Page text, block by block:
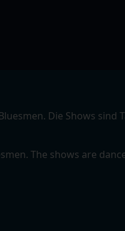
Die Shows
The shows are